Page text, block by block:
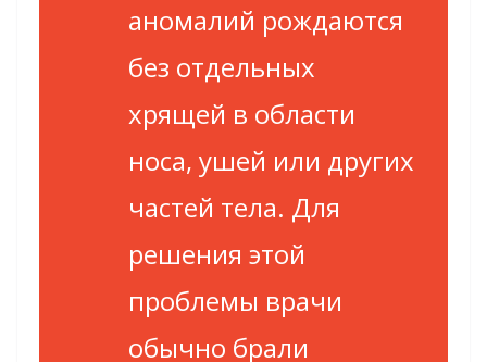
аномалий рождаются
без отдельных
хрящей в области
носа, ушей или других
частей тела. Для
решения этой
проблемы врачи
обычно брали